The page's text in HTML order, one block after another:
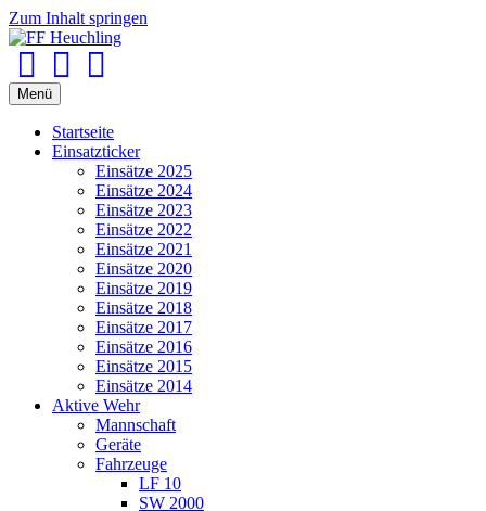
Zum Inhalt springen
Menü
Startseite
Einsatzticker
Einsätze 2025
Einsätze 2024
Einsätze 2023
Einsätze 2022
Einsätze 2021
Einsätze 2020
Einsätze 2019
Einsätze 2018
Einsätze 2017
Einsätze 2016
Einsätze 2015
Einsätze 2014
Aktive Wehr
Mannschaft
Geräte
Fahrzeuge
LF 10
SW 2000